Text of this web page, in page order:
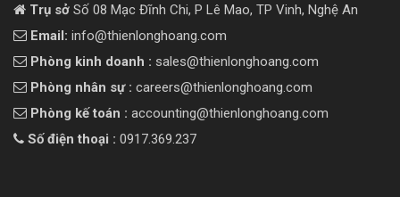
Trụ sở Số 08 Mạc Đĩnh Chi, P Lê Mao, TP Vinh, Nghệ An
Email: info@thienlonghoang.com
Phòng kinh doanh : sales@thienlonghoang.com
Phòng nhân sự : careers@thienlonghoang.com
Phòng kế toán : accounting@thienlonghoang.com
Số điện thoại : 0917.369.237